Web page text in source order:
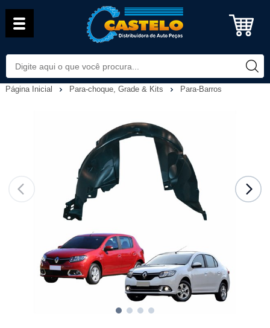
Página Inicial Para-choque, Grade & Kits Para-Barros